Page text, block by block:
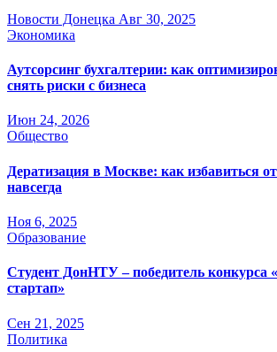
Новости Донецка Авг 30, 2025
Экономика
Аутсорсинг бухгалтерии: как
снять риски с бизнеса
Июн 24, 2026
Общество
Дератизация в Москве: как избавиться
навсегда
Ноя 6, 2025
Образование
Студент ДонНТУ – победитель конкурса
стартап»
Сен 21, 2025
Политика